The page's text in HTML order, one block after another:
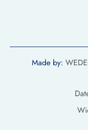
Made by: